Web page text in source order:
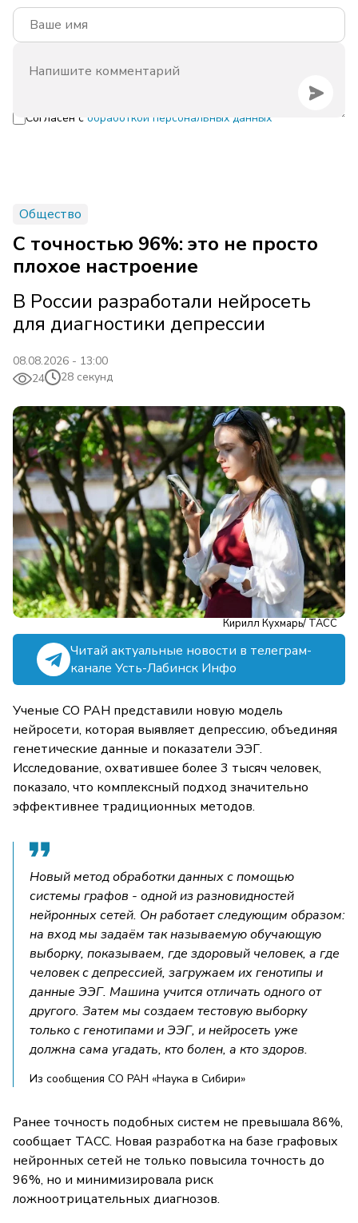
Согласен с обработкой персональных данных
Общество
С точностью 96%: это не просто
плохое настроение
В России разработали нейросеть
для диагностики депрессии
08.08.2026 - 13:00
24
28 секунд
Кирилл Кухмарь/ ТАСС
Читай актуальные новости в телеграм-
канале Усть-Лабинск Инфо
Ученые СО РАН представили новую модель
нейросети, которая выявляет депрессию, объединяя
генетические данные и показатели ЭЭГ.
Исследование, охватившее более 3 тысяч человек,
показало, что комплексный подход значительно
эффективнее традиционных методов.
Новый метод обработки данных с помощью
системы графов - одной из разновидностей
нейронных сетей. Он работает следующим образом:
на вход мы задаём так называемую обучающую
выборку, показываем, где здоровый человек, а где
человек с депрессией, загружаем их генотипы и
данные ЭЭГ. Машина учится отличать одного от
другого. Затем мы создаем тестовую выборку
только с генотипами и ЭЭГ, и нейросеть уже
должна сама угадать, кто болен, а кто здоров.
Из сообщения СО РАН «Наука в Сибири»
Ранее точность подобных систем не превышала 86%,
сообщает ТАСС. Новая разработка на базе графовых
нейронных сетей не только повысила точность до
96%, но и минимизировала риск
ложноотрицательных диагнозов.